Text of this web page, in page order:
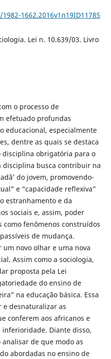
1662.2016v1n19ID11785
Lei n. 10.639/03. Livro
o processo de
efetuado profundas
educacional, especialmente
dentre as quais se destaca
disciplina obrigatória para o
disciplina busca contribuir na
do jovem, promovendo-
e “capacidade reflexiva”
estranhamento e da
sociais e, assim, poder
como fenômenos construídos
de mudança.
novo olhar e uma nova
Assim como a sociologia,
proposta pela Lei
do ensino de
na educação básica. Essa
e desnaturalizar as
conferem aos africanos e
Diante disso,
de que modo as
abordadas no ensino de